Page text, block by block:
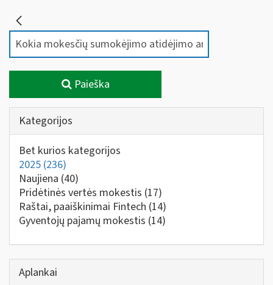
Paieška
Kategorijos
Bet kurios kategorijos
2025 (236)
Naujiena (40)
Pridėtinės vertės mokestis (17)
Raštai, paaiškinimai Fintech (14)
Gyventojų pajamų mokestis (14)
Aplankai